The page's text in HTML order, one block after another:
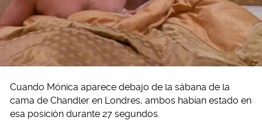
Cuando Mónica aparece debajo de la sábana de la
cama de Chandler en Londres, ambos habían estado en
esa posición durante 27 segundos.